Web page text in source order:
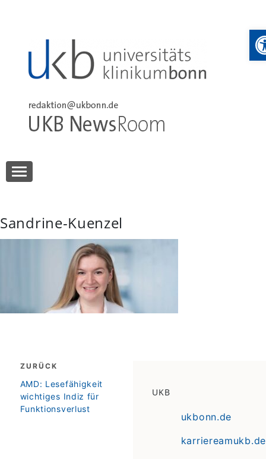
UKB NewsRoom
Sandrine-Kuenzel
Beitragsnavigation
ZURÜCK
zurück
AMD: Lesefähigkeit
wichtiges Indiz für
Funktionsverlust
UKB
ukbonn.de
karriereamukb.de